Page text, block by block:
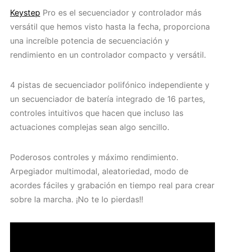
Keystep Pro es el secuenciador y controlador más
versátil que hemos visto hasta la fecha, proporciona
una increíble potencia de secuenciación y
rendimiento en un controlador compacto y versátil.
4 pistas de secuenciador polifónico independiente y
un secuenciador de batería integrado de 16 partes,
controles intuitivos que hacen que incluso las
actuaciones complejas sean algo sencillo.
Poderosos controles y máximo rendimiento.
Arpegiador multimodal, aleatoriedad, modo de
acordes fáciles y grabación en tiempo real para crear
sobre la marcha. ¡No te lo pierdas!!